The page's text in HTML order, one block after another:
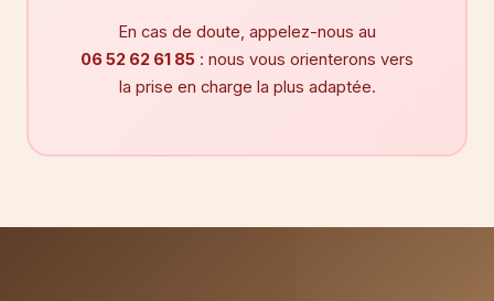
En cas de doute, appelez-nous au
06 52 62 61 85 : nous vous orienterons vers
la prise en charge la plus adaptée.